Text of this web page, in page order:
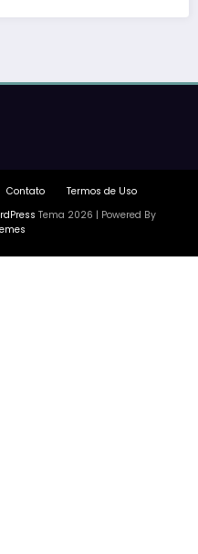
Contato
Termos de Uso
Tema 2026 | Powered By